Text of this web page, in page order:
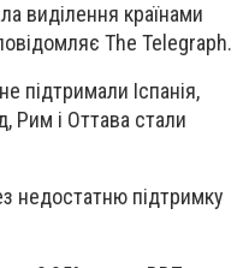
виділення країнами
The Telegraph.
підтримали Іспанія,
Рим і Оттава стали
недостатню підтримку